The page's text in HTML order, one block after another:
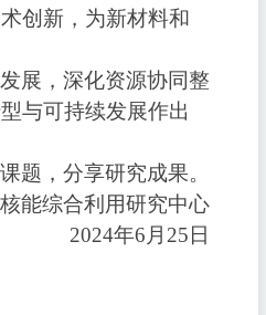
创新，为新材料和
展，深化资源协同整
与可持续发展作出
题，分享研究成果。
核能综合利用研究中心
2024年6 月 25 日